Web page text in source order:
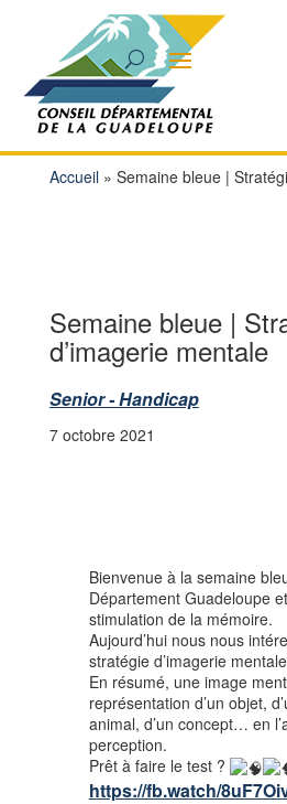
Accueil» Semaine bleue |
Semaine bleue |
d’imagerie mentale
Senior - Handicap
7 octobre 2021
Bienvenue à la semaine
Département Guadeloupe
stimulation de la mémoire.
Aujourd’hui nous nous
stratégie d’imagerie
En résumé, une image
représentation d’un objet,
animal, d’un concept… en
perception.
Prêt à faire le test ?
https://fb.watch/